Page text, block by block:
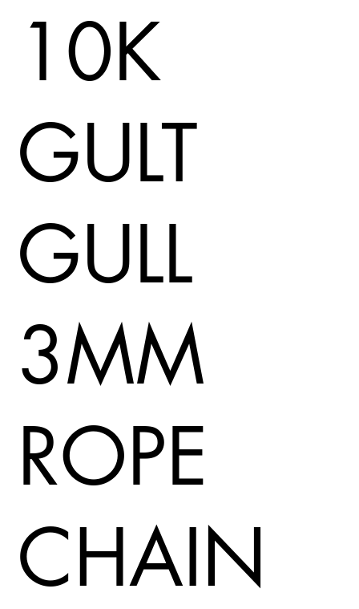
10K
GULT
GULL
3MM
ROPE
CHAIN